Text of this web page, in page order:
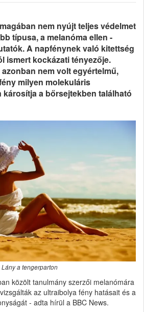
nem nyújt teljes védelmet
típusa, a melanóma ellen -
A napfénynek való kitettség
ismert kockázati tényezője.
nem volt egyértelmű,
milyen molekuláris
károsítja a bőrsejtekben található
Lány a tengerparton
közölt tanulmány szerzői melanómára
az ultraibolya fény hatásait és a
- adta hírül a BBC News.